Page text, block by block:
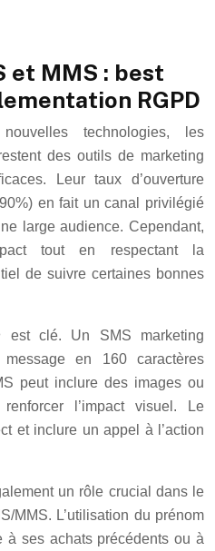
et MMS : best
RGPD
technologies, les
des outils de marketing
Leur taux d’ouverture
en fait un canal privilégié
large audience. Cependant,
tout en respectant la
de suivre certaines bonnes
est clé. Un SMS marketing
en 160 caractères
peut inclure des images ou
l’impact visuel. Le
et inclure un appel à l’action
un rôle crucial dans le
MMS. L’utilisation du prénom
à ses achats précédents ou à